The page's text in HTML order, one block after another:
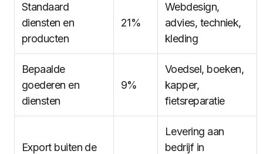
Standaard
diensten en
producten
21%
Webdesign,
advies, techniek,
kleding
Bepaalde
goederen en
diensten
9%
Voedsel, boeken,
kapper,
fietsreparatie
Export buiten de
Levering aan
bedrijf in